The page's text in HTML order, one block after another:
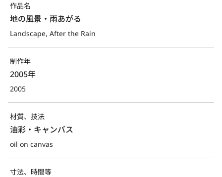
作品名
地の風景・雨あがる
Landscape, After the Rain
制作年
2005年
2005
材質、技法
油彩・キャンバス
oil on canvas
寸法、時間等